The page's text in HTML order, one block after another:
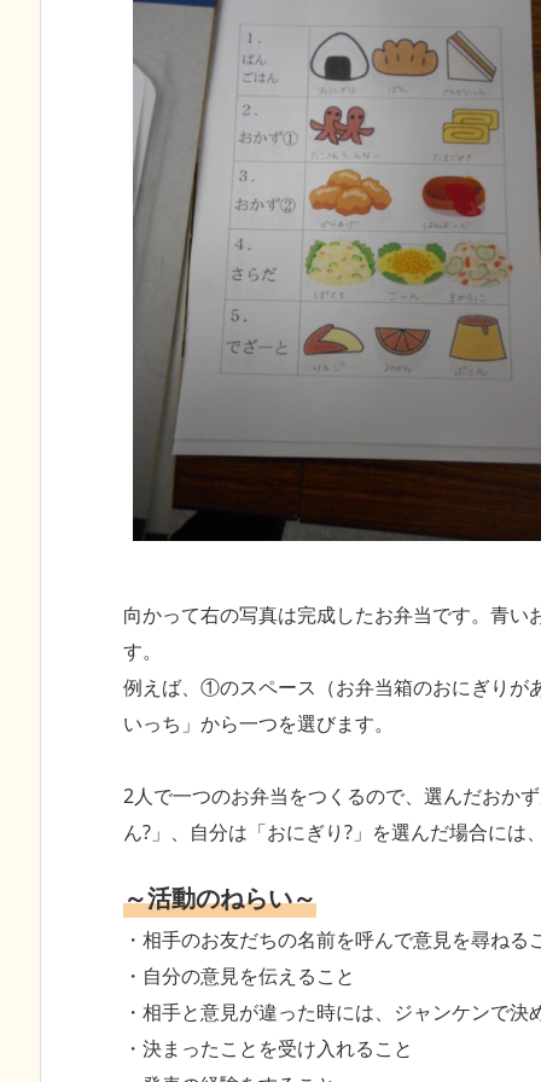
向かって右の写真は完成したお弁当です。青
す。
例えば、①のスペース（お弁当箱のおにぎり
いっち」から一つを選びます。
2人で一つのお弁当をつくるので、選んだおか
ん?」、自分は「おにぎり?」を選んだ場合に
～活動のねらい～
・相手のお友だちの名前を呼んで意見を尋ねる
・自分の意見を伝えること
・相手と意見が違った時には、ジャンケンで決
・決まったことを受け入れること